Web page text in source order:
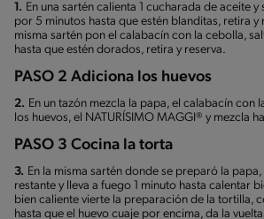
1. En una sartén calienta 1 cucharada de aceite y
por 5 minutos hasta que estén blanditas, retira y
misma sartén pon el calabacín con la cebolla,
hasta que estén dorados, retira y reserva.
PASO 2 Adiciona los huevos
2. En un tazón mezcla la papa, el calabacín con
los huevos, el NATURÍSIMO MAGGI® y mezcla
PASO 3 Cocina la torta
3. En la misma sartén donde se preparó la
restante y lleva a fuego 1 minuto hasta calentar
bien caliente vierte la preparación de la tortilla,
hasta que el huevo cuaje por encima, da la